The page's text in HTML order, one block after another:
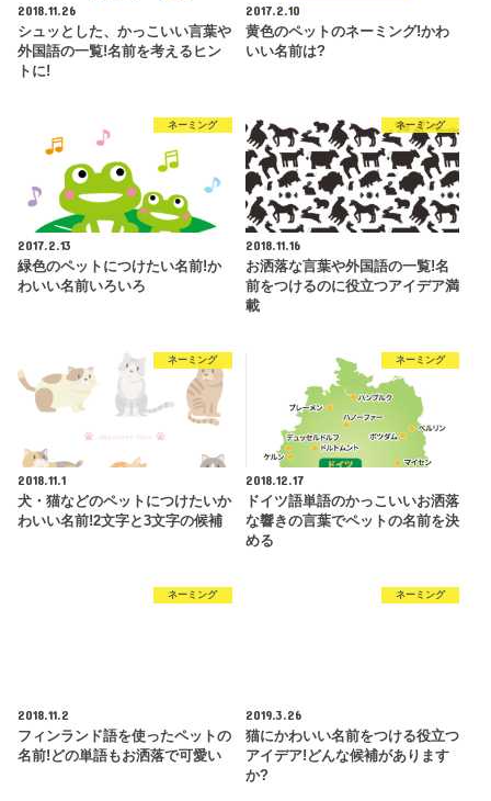
2018.11.26
シュッとした、かっこいい言葉や
外国語の一覧!名前を考えるヒン
トに!
2017.2.10
黄色のペットのネーミング!かわ
いい名前は?
ネーミング
2017.2.13
緑色のペットにつけたい名前!か
わいい名前いろいろ
ネーミング
2018.11.16
お洒落な言葉や外国語の一覧!名
前をつけるのに役立つアイデア満
載
ネーミング
2018.11.1
犬・猫などのペットにつけたいか
わいい名前!2文字と3文字の候補
ネーミング
2018.12.17
ドイツ語単語のかっこいいお洒落
な響きの言葉でペットの名前を決
める
ネーミング
2018.11.2
フィンランド語を使ったペットの
名前!どの単語もお洒落で可愛い
ネーミング
2019.3.26
猫にかわいい名前をつける役立つ
アイデア!どんな候補があります
か?